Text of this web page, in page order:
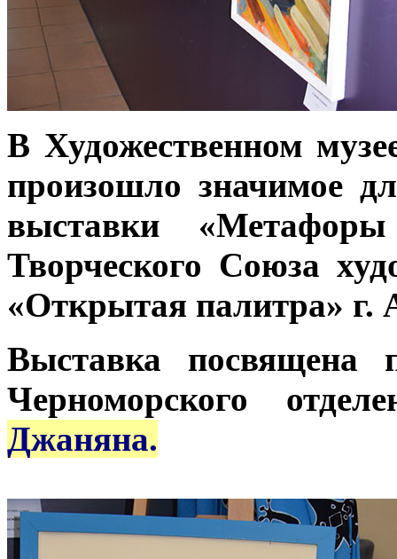
В Художественном
произошло значимое
выставки
Творческого Союза
«Открытая палитра» г.
Выставка посвящена
Черноморского
Джаняна.